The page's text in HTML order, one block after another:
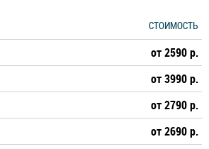
СТОИМОСТЬ
от 2590 р.
от 3990 р.
от 2790 р.
от 2690 р.